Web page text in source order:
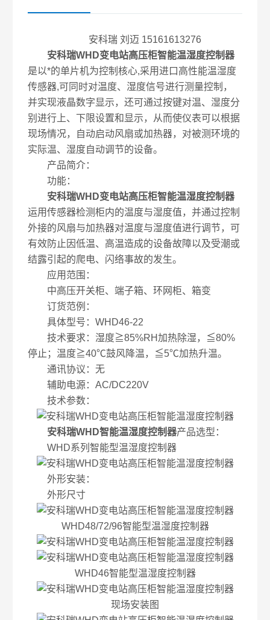
安科瑞 刘迈 15161613276
安科瑞WHD变电站高压柜智能温湿度控制器
是以*的单片机为控制核心,采用进口高性能温湿度
传感器,可同时对温度、湿度信号进行测量控制，
并实现液晶数字显示，还可通过按键对温、湿度分
别进行上、下限设置和显示，从而使仪表可以根据
现场情况，自动启动风扇或加热器，对被测环境的
实际温、湿度自动调节的设备。
产品简介：
功能：
安科瑞WHD变电站高压柜智能温湿度控制器
运用传感器检测柜内的温度与湿度值，并通过控制
外接的风扇与加热器对温度与湿度值进行调节，可
有效防止因低温、高温造成的设备故障以及受潮或
结露引起的爬电、闪络事故的发生。
应用范围：
中高压开关柜、端子箱、环网柜、箱变
订货范例：
具体型号：WHD46-22
技术要求：湿度≧85%RH加热除湿，≦80%
停止；温度≧40℃鼓风降温，≦5℃加热升温。
通讯协议：无
辅助电源：AC/DC220V
技术参数：
安科瑞WHD智能温湿度控制器产品选型：
WHD系列智能型温湿度控制器
外形安装：
外形尺寸
WHD48/72/96智能型温湿度控制器
WHD46智能型温湿度控制器
现场安装图